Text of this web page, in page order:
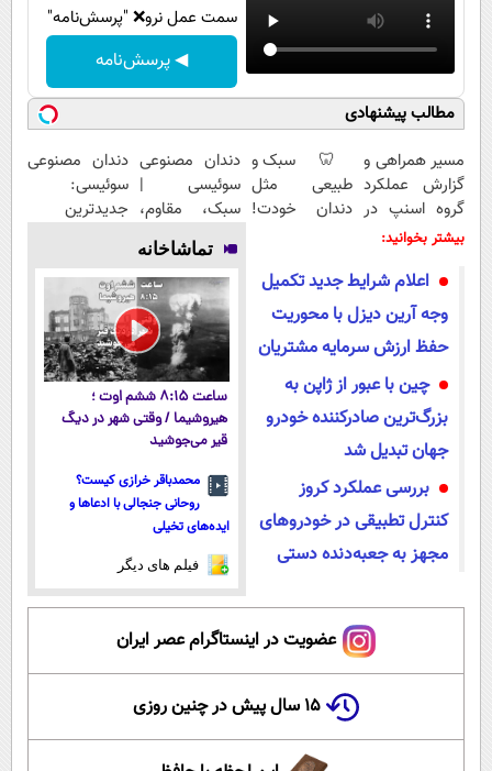
سمت عمل نرو❌ "پرسش‌نامه"
◀ پرسش‌نامه
مطالب پیشنهادی
مسیر همراهی و
گزارش عملکرد
گروه اسنپ در
۱۴۰۴
🦷 سبک و
طبیعی مثل
دندان خودت!
اقساطی 💳 📍
تهران
دندان مصنوعی
سوئیسی |
سبک، مقاوم،
طبیعی! ویزیت
رایگان+پرداخت
اقساطی😍
دندان مصنوعی
سوئیسی:
جدیدترین
پرداخت قسطی
بیشتر بخوانید:
اعلام شرایط جدید تکمیل
وجه آرین دیزل با محوریت
حفظ ارزش سرمایه مشتریان
چین با عبور از ژاپن به
بزرگ‌ترین صادرکننده خودرو
جهان تبدیل شد
بررسی عملکرد کروز
کنترل تطبیقی در خودروهای
مجهز به جعبه‌دنده دستی
تماشاخانه
ساعت ۸:۱۵ ششم اوت ؛
هیروشیما / وقتی شهر در دیگ
قیر می‌جوشید
محمدباقر خرازی کیست؟
روحانی جنجالی با ادعاها و
ایده‌های تخیلی
فیلم های دیگر
عضویت در اینستاگرام عصر ایران
۱۵ سال پیش در چنین روزی